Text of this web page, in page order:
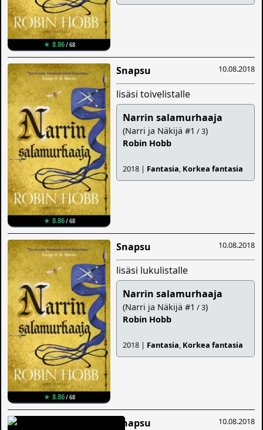
★ 8.86/ 68
★ 8.86/ 68
10.08.2018
Snapsu
lisäsi toivelistalle
Narrin salamurhaaja
(Narri ja Näkijä #1 / 3)
Robin Hobb
2018 | Fantasia, Korkea fantasia
★ 8.86/ 68
10.08.2018
Snapsu
lisäsi lukulistalle
Narrin salamurhaaja
(Narri ja Näkijä #1 / 3)
Robin Hobb
2018 | Fantasia, Korkea fantasia
10.08.2018
Snapsu